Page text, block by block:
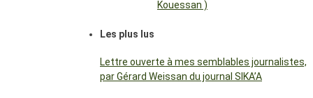
Kouessan )
Les plus lus
Lettre ouverte à mes semblables journalistes,
par Gérard Weissan du journal SIKA’A